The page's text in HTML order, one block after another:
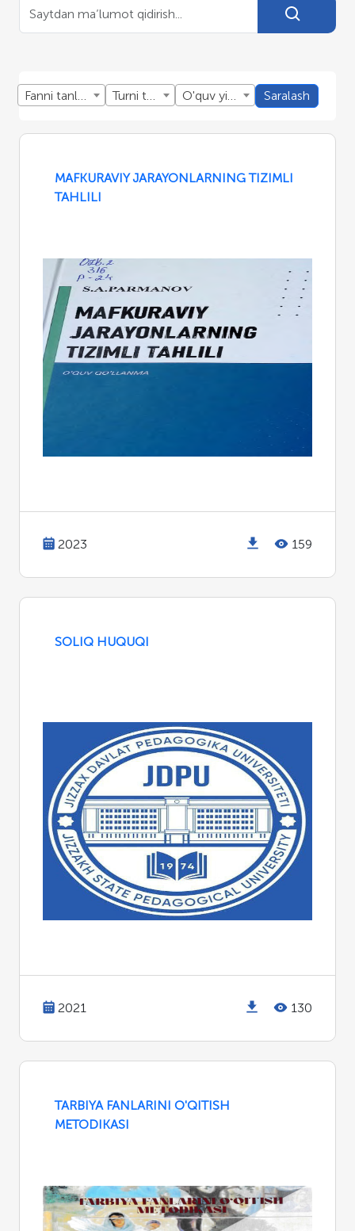
Fanni tanlang Turni tanlang O'quv yillini tanlang Saralash
MAFKURAVIY JARAYONLARNING TIZIMLI
TAHLILI
2023 159
SOLIQ HUQUQI
2021 130
TARBIYA FANLARINI O'QITISH
METODIKASI